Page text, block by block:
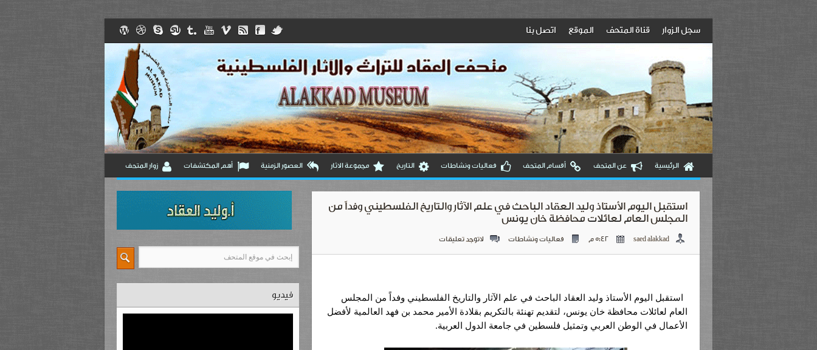
سجل الزوار قناة المتحف الموقع اتصل بنا
الرئيسية عن المتحف أقسام المتحف فعاليات ونشاطات التاريخ مجموعة الاثار العصور الزمنية أهم المكتشفات زوار المتحف
استقبل اليوم الأستاذ وليد العقاد الباحث في علم الآثار والتاريخ الفلسطيني وفداً من
المجلس العام لعائلات محافظة خان يونس
saed alakkad 5:42 م فعاليات ونشاطات لاتوجد تعليقات
الأعمال في الوطن العربي وتمثيل فلسطين في جامعة الدول العربية.
فيديو